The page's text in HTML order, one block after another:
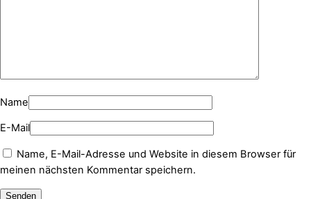
Name
E-Mail
Name, E-Mail-Adresse und Website in diesem Browser für
meinen nächsten Kommentar speichern.